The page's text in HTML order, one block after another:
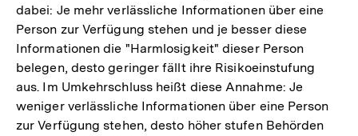
dabei: Je mehr verlässliche Informationen über eine
Person zur Verfügung stehen und je besser diese
Informationen die "Harmlosigkeit" dieser Person
belegen, desto geringer fällt ihre Risikoeinstufung
aus. Im Umkehrschluss heißt diese Annahme: Je
weniger verlässliche Informationen über eine Person
zur Verfügung stehen, desto höher stufen Behörden